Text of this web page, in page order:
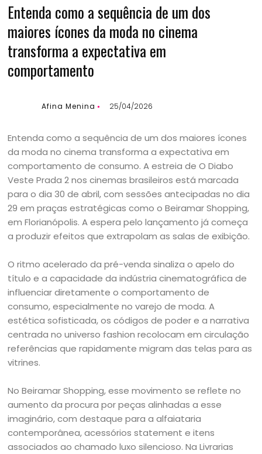
Entenda como a sequência de um dos
maiores ícones da moda no cinema
transforma a expectativa em
comportamento
Afina Menina 25/04/2026
Entenda como a sequência de um dos maiores ícones
da moda no cinema transforma a expectativa em
comportamento de consumo. A estreia de O Diabo
Veste Prada 2 nos cinemas brasileiros está marcada
para o dia 30 de abril, com sessões antecipadas no dia
29 em praças estratégicas como o Beiramar Shopping,
em Florianópolis. A espera pelo lançamento já começa
a produzir efeitos que extrapolam as salas de exibição.
O ritmo acelerado da pré-venda sinaliza o apelo do
título e a capacidade da indústria cinematográfica de
influenciar diretamente o comportamento de
consumo, especialmente no varejo de moda. A
estética sofisticada, os códigos de poder e a narrativa
centrada no universo fashion recolocam em circulação
referências que rapidamente migram das telas para as
vitrines.
No Beiramar Shopping, esse movimento se reflete no
aumento da procura por peças alinhadas a esse
imaginário, com destaque para a alfaiataria
contemporânea, acessórios statement e itens
associados ao chamado luxo silencioso. Na Livrarias